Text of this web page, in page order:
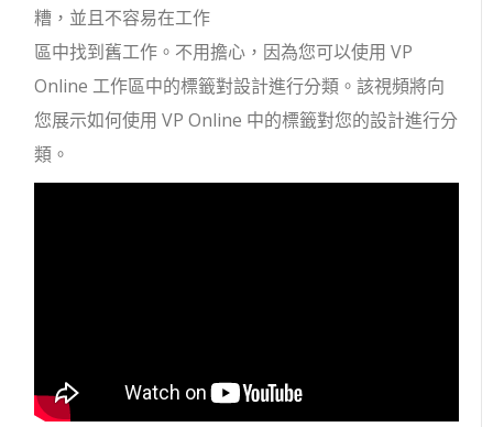
糟，並且不容易在工作
區中找到舊工作。不用擔心，因為您可以使用 VP
Online 工作區中的標籤對設計進行分類。該視頻將向
您展示如何使用 VP Online 中的標籤對您的設計進行分
類。